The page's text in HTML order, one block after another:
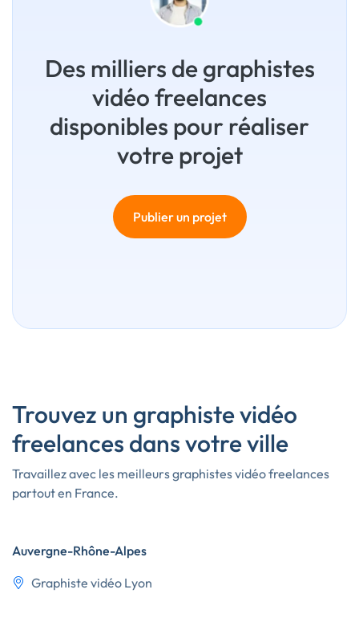
Des milliers de graphistes
vidéo freelances
disponibles pour réaliser
votre projet
Publier un projet
Trouvez un graphiste vidéo
freelances dans votre ville
Travaillez avec les meilleurs graphistes vidéo freelances
partout en France.
Auvergne-Rhône-Alpes
Graphiste vidéo Lyon